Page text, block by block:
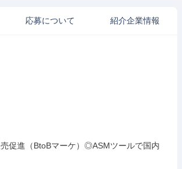
応募について 紹介企業情報
促進（BtoBマーケ）◎ASMツールで国内